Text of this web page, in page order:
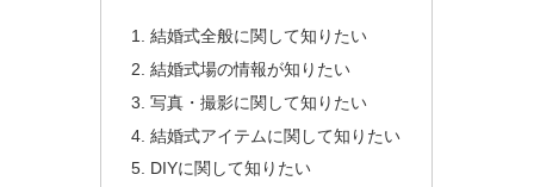
結婚式全般に関して知りたい
結婚式場の情報が知りたい
写真・撮影に関して知りたい
結婚式アイテムに関して知りたい
DIYに関して知りたい